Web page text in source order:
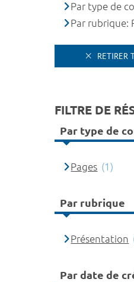
Par type de
Par rubrique:
RETIRER
FILTRE DE
Par type de
Pages (1)
Par rubrique
Présentation
Par date de